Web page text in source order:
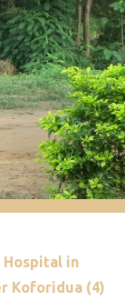
Hospital in
Koforidua (4)